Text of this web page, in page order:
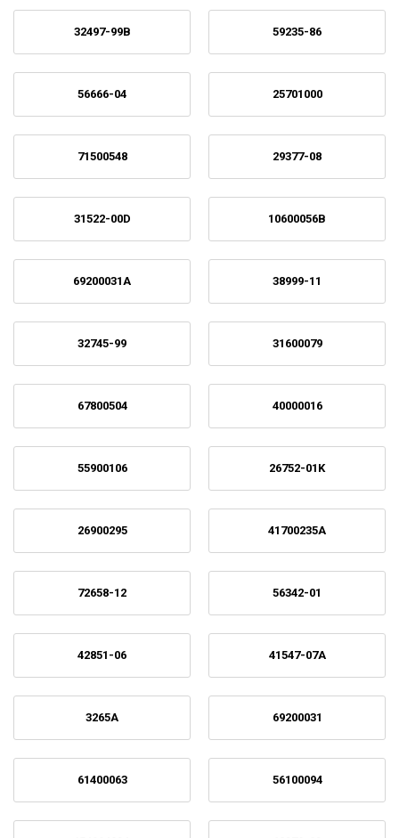
32497-99B 59235-86
56666-04 25701000
71500548 29377-08
31522-00D 10600056B
69200031A 38999-11
32745-99 31600079
67800504 40000016
55900106 26752-01K
26900295 41700235A
72658-12 56342-01
42851-06 41547-07A
3265A 69200031
61400063 56100094